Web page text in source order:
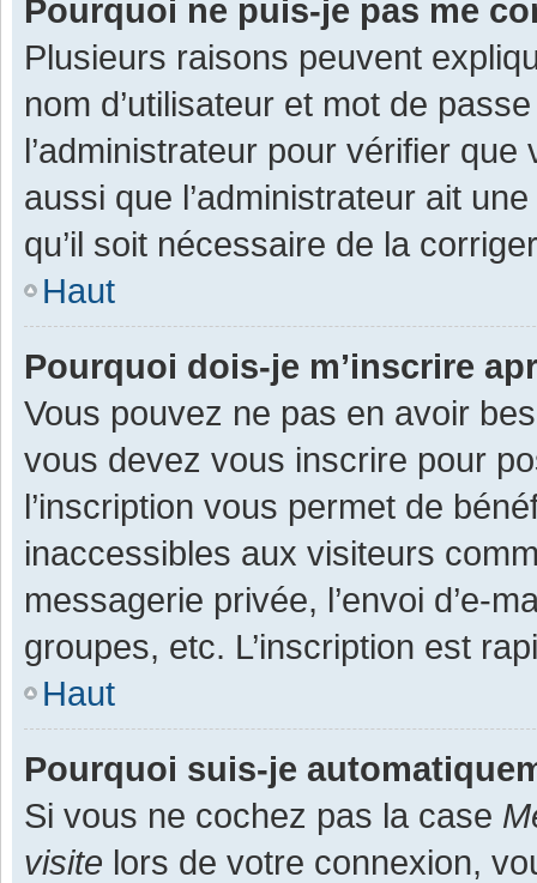
Pourquoi ne puis-je pas me
Plusieurs raisons peuvent
nom d’utilisateur et mot de
l’administrateur pour vérifier
aussi que l’administrateur ait
qu’il soit nécessaire de la
Haut
Pourquoi dois-je m’inscrire
Vous pouvez ne pas en avoir
vous devez vous inscrire pour
l’inscription vous permet de
inaccessibles aux visiteurs
messagerie privée, l’envoi d’e-
groupes, etc. L’inscription est
Haut
Pourquoi suis-je
Si vous ne cochez pas la case
visite lors de votre connexion,